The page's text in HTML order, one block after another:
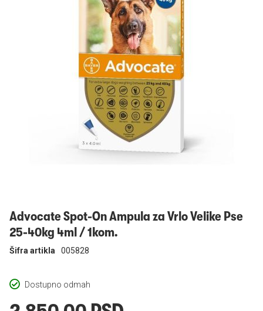
Advocate Spot-On Ampula za Vrlo Velike Pse
25-40kg 4ml / 1kom.
Dostupno odmah
Šifra artikla 005828